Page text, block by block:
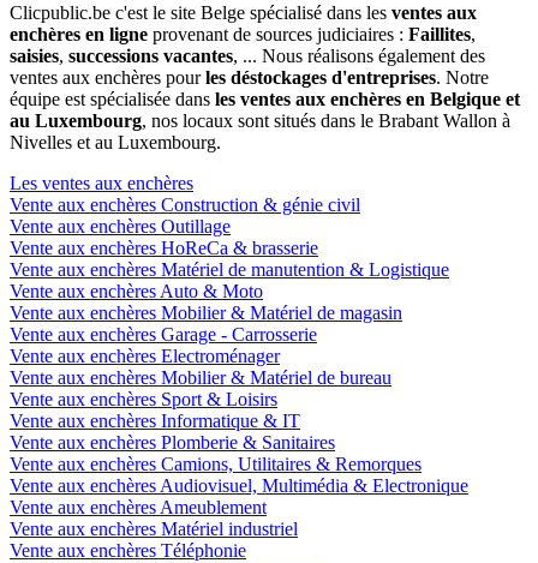
Clicpublic.be c'est le site Belge spécialisé dans les ventes aux
enchères en ligne provenant de sources judiciaires : Faillites,
saisies, successions vacantes, ... Nous réalisons également des
ventes aux enchères pourles déstockages d'entreprises. Notre
équipe est spécialisée dans les ventes aux enchères en Belgique et
au Luxembourg, nos locaux sont situés dans le Brabant Wallon à
Nivelles et au Luxembourg.
Les ventes aux enchères
Vente aux enchères Construction & génie civil
Vente aux enchères Outillage
Vente aux enchères HoReCa & brasserie
Vente aux enchères Matériel de manutention & Logistique
Vente aux enchères Auto & Moto
Vente aux enchères Mobilier & Matériel de magasin
Vente aux enchères Garage - Carrosserie
Vente aux enchères Electroménager
Vente aux enchères Mobilier & Matériel de bureau
Vente aux enchères Sport & Loisirs
Vente aux enchères Informatique & IT
Vente aux enchères Plomberie & Sanitaires
Vente aux enchères Camions, Utilitaires & Remorques
Vente aux enchères Audiovisuel, Multimédia & Electronique
Vente aux enchères Ameublement
Vente aux enchères Matériel industriel
Vente aux enchères Téléphonie